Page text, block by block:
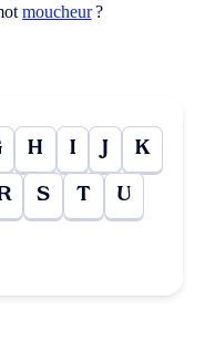
moucheur?
H I J K
S T U